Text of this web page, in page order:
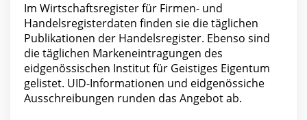
Im Wirtschaftsregister für Firmen- und
Handelsregisterdaten finden sie die täglichen
Publikationen der Handelsregister. Ebenso sind
die täglichen Markeneintragungen des
eidgenössischen Institut für Geistiges Eigentum
gelistet. UID-Informationen und eidgenössiche
Ausschreibungen runden das Angebot ab.